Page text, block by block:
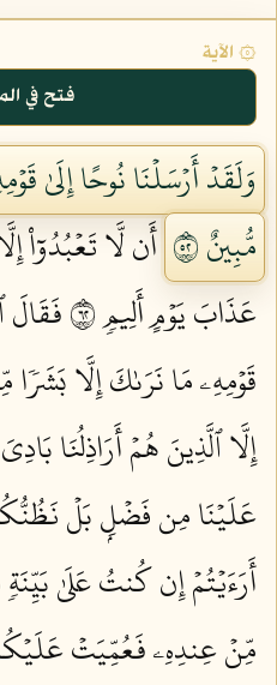
۞ الآية
فتح في
وَلَقَدۡ أَرۡسَلۡنَا نُوحًا إِلَىٰ
مُّبِينٌ ٢٥
أَن لَّا تَعۡبُدُوٓاْ
عَذَابَ يَوۡمٍ أَلِيمٖ ٢٦
فَقَالَ
قَوۡمِهِۦ مَا نَرَىٰكَ إِلَّا
إِلَّا ٱلَّذِينَ هُمۡ أَرَاذِلُنَا
عَلَيۡنَا مِن فَضۡلِۭ بَلۡ
أَرَءَيۡتُمۡ إِن كُنتُ عَلَىٰ
مِّنۡ عِندِهِۦ فَعُمِّيَتۡ عَلَيۡكُمۡ